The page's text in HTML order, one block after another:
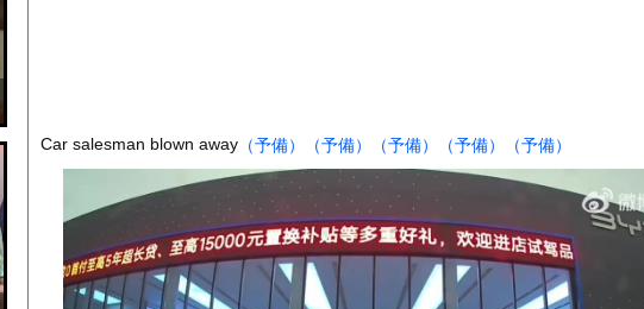
【衝撃】サカナ山口、アジカン後藤「BUMPが邦ロックを一変させた」←これｗｗｗｗｗ
【画像】影山優佳さん(25)、下着姿であたシコが止まらない
サッカーの選手に落雷、帰らぬ人となる
【動画】看護師の男性に男が殴りかかるが…看護師が柔術使いだった
【黒歴史】こういう昔の大学ヤリサーの流出エロ動画（顔出し）が一番抜ける
Car salesman blown away （予備） （予備） （予備） （予備） （予備）